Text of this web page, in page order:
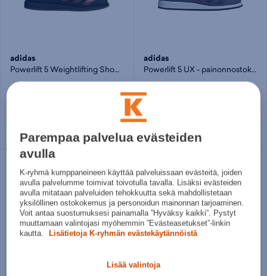
adidas
Powerlift 5 Weightlifting Shoes U - painonnostokengät
88,95€
Useita kokoja
adidas
Powerlift 5 UX - painonnostokengät
62,95€
30pv alin hinta: 62,95€
Useita kokoja
Parempaa palvelua evästeiden
avulla
K-ryhmä kumppaneineen käyttää palveluissaan evästeitä, joiden
avulla palvelumme toimivat toivotulla tavalla. Lisäksi evästeiden
avulla mitataan palveluiden tehokkuutta sekä mahdollistetaan
yksilöllinen ostokokemus ja personoidun mainonnan tarjoaminen.
Voit antaa suostumuksesi painamalla ”Hyväksy kaikki”. Pystyt
muuttamaan valintojasi myöhemmin ”Evästeasetukset”-linkin
kautta.
Lisätietoja K-ryhmän evästekäytännöistä
Lisää valintoja